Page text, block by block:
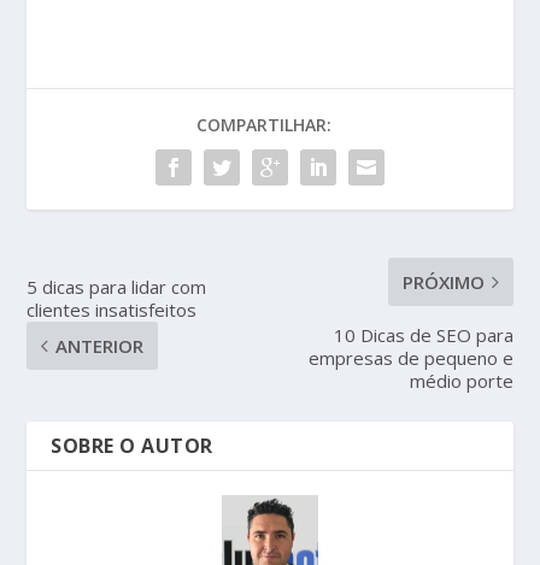
COMPARTILHAR:
5 dicas para lidar com
clientes insatisfeitos
ANTERIOR
PRÓXIMO
10 Dicas de SEO para
empresas de pequeno e
médio porte
SOBRE O AUTOR